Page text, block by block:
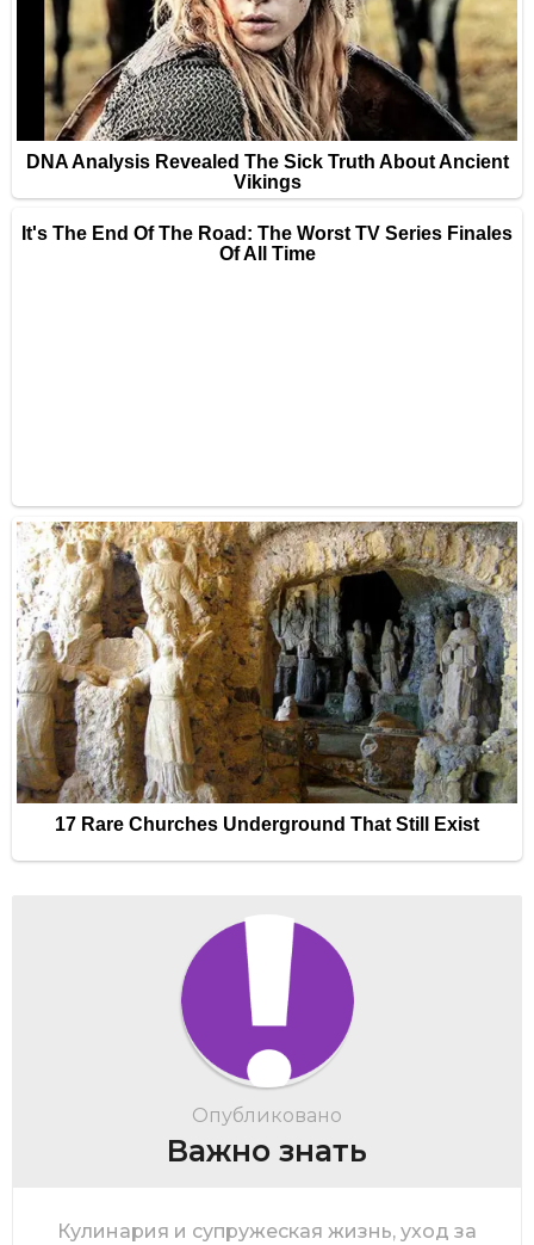
Опубликовано
Важно знать
Кулинария и супружеская жизнь, уход за